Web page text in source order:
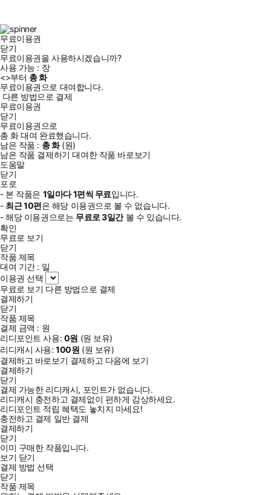
무료이용권
닫기
무료이용권을 사용하시겠습니까?
사용 가능 : 장
<>부터 총화
무료이용권으로 대여합니다.
다른 방법으로 결제
무료이용권
닫기
무료이용권으로
총 화대여 완료했습니다.
남은 작품 : 총화(원)
남은 작품 결제하기 대여한 작품 바로보기
도움말
닫기
포로
- 본 작품은 1일마다1편씩 무료입니다.
- 최근10편은 해당 이용권으로 볼 수 없습니다.
- 해당 이용권으로는 무료로3일간볼 수 있습니다.
확인
무료로 보기
닫기
작품 제목
대여 기간 : 일
이용권 선택
무료로 보기 다른 방법으로 결제
결제하기
닫기
작품 제목
결제 금액 : 원
리디포인트 사용: 0원 (원 보유)
리디캐시 사용:100원 (원 보유)
결제하고 바로보기 결제하고 다음에 보기
결제하기
닫기
결제 가능한 리디캐시, 포인트가 없습니다.
리디캐시 충전하고 결제없이 편하게 감상하세요.
리디포인트 적립 혜택도 놓치지 마세요!
충전하고 결제 일반 결제
결제하기
닫기
이미 구매한 작품입니다.
보기 닫기
결제 방법 선택
닫기
작품 제목